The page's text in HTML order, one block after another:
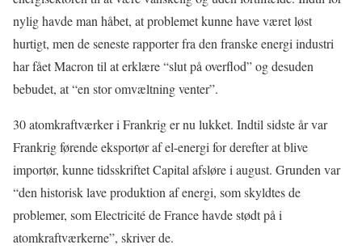
nylig havde man håbet, at problemet kunne have været løst
hurtigt, men de seneste rapporter fra den franske energi industri
har fået Macron til at erklære “slut på overflod” og desuden
bebudet, at “en stor omvæltning venter”.
30 atomkraftværker i Frankrig er nu lukket. Indtil sidste år var
Frankrig førende eksportør af el-energi for derefter at blive
importør, kunne tidsskriftet Capital afsløre i august. Grunden var
“den historisk lave produktion af energi, som skyldtes de
problemer, som Electricité de France havde stødt på i
atomkraftværkerne”, skriver de.